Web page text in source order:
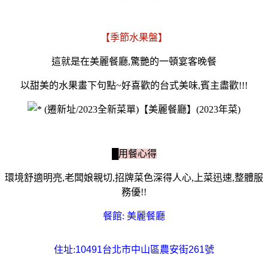
【季節水果盤】
這就是在美麗餐廳,驚艷的一頓宴客晚餐
以甜美的水果畫下句點~好喜歡的台式美味,賓主盡歡!!!
█用餐心得
環境舒適明亮,老闆娘親切,招牌菜色深得人心,上菜迅速,整體服
務優!!
餐館: 美麗餐廳
住址:10491台北市中山區農安街261號